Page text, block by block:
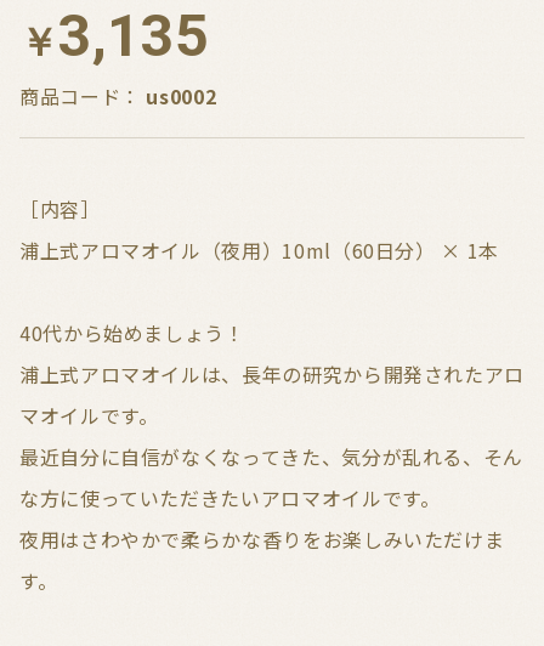
￥3,135
商品コード： us0002
［内容］
浦上式アロマオイル（夜用）10ml（60日分） × 1本
40代から始めましょう！
浦上式アロマオイルは、長年の研究から開発されたアロ
マオイルです。
最近自分に自信がなくなってきた、気分が乱れる、そん
な方に使っていただきたいアロマオイルです。
夜用はさわやかで柔らかな香りをお楽しみいただけま
す。